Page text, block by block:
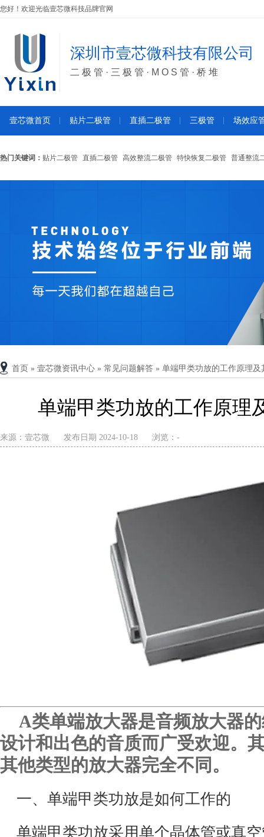
您好！欢迎光临壹芯微科技品牌官网
深圳市壹芯微科技有限公司
二极管·三极管·MOS管·桥堆
壹芯微首页 贴片二极管 直插二极管 三极管 场效应
热门关键词： 贴片二极管 直插二极管 高效整流二极管 特快恢复二极管 普通整流
首页 » 壹芯微资讯中心 » 常见问题解答 » 单端甲类功放的工作原理及
单端甲类功放的工作原理
来源： 壹芯微 发布日期 2024-10-18 浏览： -
A类单端放大器是音频放大器
设计和出色的音质而广受欢迎。
其他类型的放大器完全不同。
一、单端甲类功放是如何工作的
单端甲类功放采用单个晶体管或真